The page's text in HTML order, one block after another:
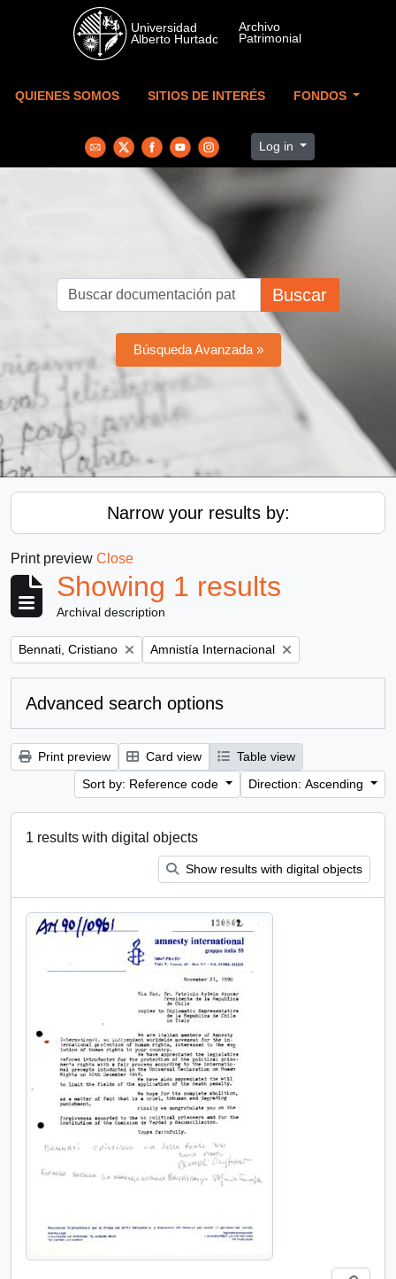
Skip to main content
QUIENES SOMOS SITIOS DE INTERÉS FONDOS
Log in
Buscar
Búsqueda Avanzada »
Narrow your results by:
Print preview Close
Showing 1 results
Archival description
Remove filter:
Bennati, Cristiano Remove filter:
Amnistía Internacional
Advanced search options
Print preview Card view
Table view
Sort by: Reference code
Direction: Ascending
1 results with digital objects
Show results with digital objects